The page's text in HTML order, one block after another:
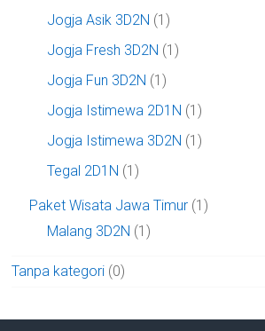
Jogja Asik 3D2N (1)
Jogja Fresh 3D2N (1)
Jogja Fun 3D2N (1)
Jogja Istimewa 2D1N (1)
Jogja Istimewa 3D2N (1)
Tegal 2D1N (1)
Paket Wisata Jawa Timur (1)
Malang 3D2N (1)
Tanpa kategori (0)